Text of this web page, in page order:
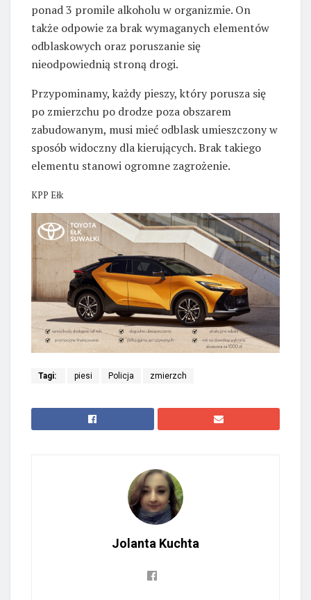
ponad 3 promile alkoholu w organizmie. On
także odpowie za brak wymaganych elementów
odblaskowych oraz poruszanie się
nieodpowiednią stroną drogi.
Przypominamy, każdy pieszy, który porusza się
po zmierzchu po drodze poza obszarem
zabudowanym, musi mieć odblask umieszczony w
sposób widoczny dla kierujących. Brak takiego
elementu stanowi ogromne zagrożenie.
KPP Ełk
Tagi: piesi Policja zmierzch
Jolanta Kuchta